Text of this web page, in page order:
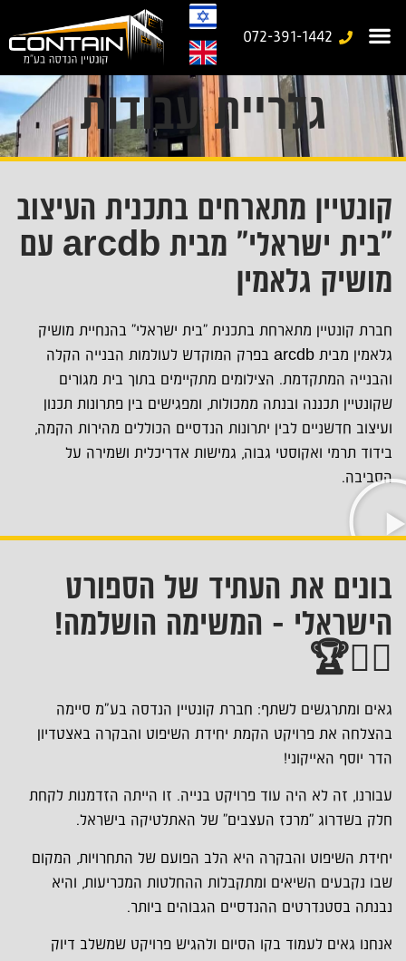
072-391-1442
גלריית עבודות
קונטיין מתארחים בתכנית העיצוב
"בית ישראלי" מבית arcdb עם
מושיק גלאמין
חברת קונטיין מתארחת בתכנית "בית ישראלי" בהנחיית מושיק
גלאמין מבית arcdb בפרק המוקדש לעולמות הבנייה הקלה
והבנייה המתקדמת. הצילומים מתקיימים בתוך בית מגורים
שקונטיין תכננה ובנתה ממכולות, ומפגישים בין פתרונות תכנון
ועיצוב חדשניים לבין יתרונות הנדסיים הכוללים מהירות הקמה,
בידוד תרמי ואקוסטי גבוה, גמישות אדריכלית ושמירה על
הסביבה.
בונים את העתיד של הספורט
הישראלי - המשימה הושלמה!
🏃‍♂️🏆
גאים ומתרגשים לשתף: חברת קונטיין הנדסה בע״מ סיימה
בהצלחה את פרויקט הקמת יחידת השיפוט והבקרה באצטדיון
הדר יוסף האייקוני!
עבורנו, זה לא היה עוד פרויקט בנייה. זו הייתה הזדמנות לקחת
חלק בשדרוג "מרכז העצבים" של האתלטיקה בישראל.
יחידת השיפוט והבקרה היא הלב הפועם של התחרויות, המקום
שבו נקבעים השיאים ומתקבלות ההחלטות המכריעות, והיא
נבנתה בסטנדרטים ההנדסיים הגבוהים ביותר.
אנחנו גאים לעמוד בקו הסיום ולהגיש פרויקט שמשלב דיוק